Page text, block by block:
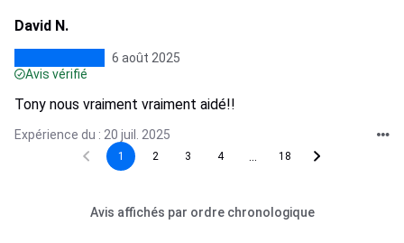
David N.
6 août 2025
Avis vérifié
Tony nous vraiment vraiment aidé!!
Expérience du : 20 juil. 2025
1 2 3 4 18
Avis affichés par ordre chronologique